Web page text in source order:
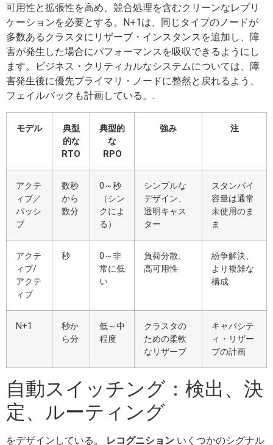
可用性と拡張性を高め、競合処理を含むクリーンなレプリ
ケーションを必要とする。N+1は、同じタイプのノードが
多数あるクラスタにリザーブ・インスタンスを追加し、障
害が発生した場合にパフォーマンスを吸収できるようにし
ます。ビジネス・クリティカルなシステムについては、障
害発生後に優先プライマリ・ノードに整然と戻れるよう、
フェイルバックも計画している。.
モデル
典型
的な
RTO
典型的
な
RPO
強み 注
アクテ
ィブ／
パッシ
ブ
数秒
から
数分
0～秒
（シン
クによ
る）
シンプルな
デザイン、
透明キャス
ター
スタンバイ
容量は通常
未使用のま
ま
アクテ
ィブ/
アクテ
ィブ
秒
0～非
常に低
い
負荷分散、
高可用性
紛争解決、
より複雑な
構成
N+1
秒か
ら分
低～中
程度
クラスタの
ための柔軟
なリザーブ
キャパシテ
ィ・リザー
ブの計画
自動スイッチング：検出、決
定、ルーティング
をデザインしている。 レコグニション いくつかのシグナル